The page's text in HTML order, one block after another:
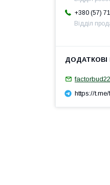
+380 (57)
Відділ
https://